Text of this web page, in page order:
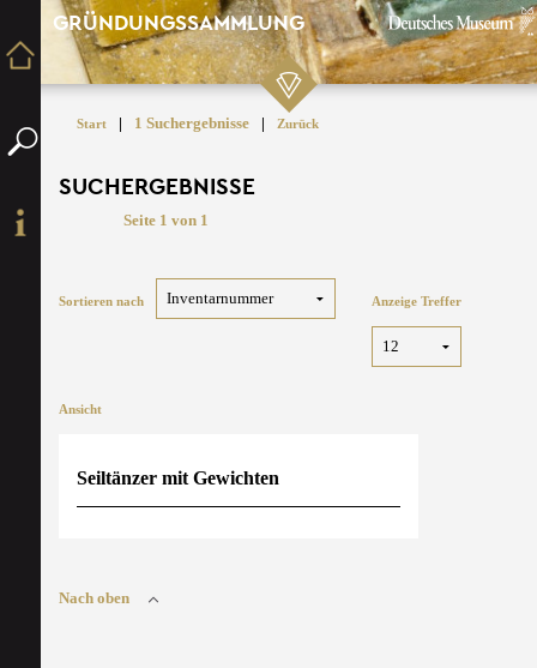
GRÜNDUNGSSAMMLUNG
Start | 1 Suchergebnisse | Zurück
SUCHERGEBNISSE
Seite 1 von 1
Sortieren nach Anzeige Treffer
Ansicht
Seiltänzer mit Gewichten
Nach oben